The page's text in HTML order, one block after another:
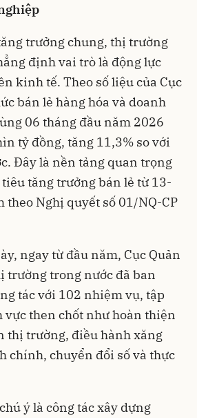
trưởng chung, thị trường
định vai trò là động lực
kinh tế. Theo số liệu của Cục
bán lẻ hàng hóa và doanh
06 tháng đầu năm 2026
tỷ đồng, tăng 11,3% so với
Đây là nền tảng quan trọng
tăng trưởng bán lẻ từ 13-
theo Nghị quyết số 01/NQ-CP
ngay từ đầu năm, Cục Quản
trường trong nước đã ban
tác với 102 nhiệm vụ, tập
vực then chốt như hoàn thiện
thị trường, điều hành xăng
chính, chuyển đổi số và thực
ý là công tác xây dựng